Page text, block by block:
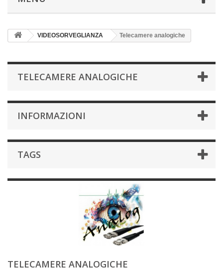
VIDEOSORVEGLIANZA Telecamere analogiche
TELECAMERE ANALOGICHE
INFORMAZIONI
TAGS
TELECAMERE ANALOGICHE